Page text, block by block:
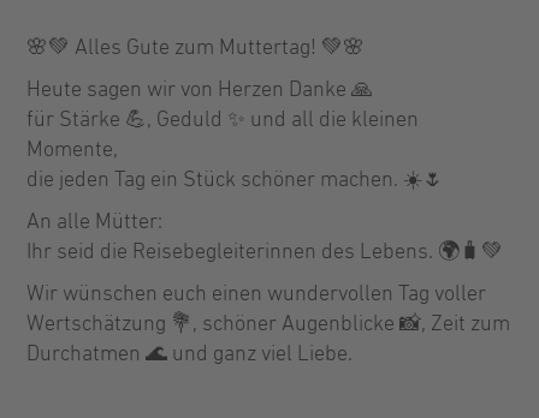
🌸💚 Alles Gute zum Muttertag! 💚🌸
Heute sagen wir von Herzen Danke 🙏
für Stärke 💪, Geduld ✨ und all die kleinen
Momente,
die jeden Tag ein Stück schöner machen. ☀️🌷
An alle Mütter:
Ihr seid die Reisebegleiterinnen des Lebens. 🌍🧳💚
Wir wünschen euch einen wundervollen Tag voller
Wertschätzung 💐, schöner Augenblicke 📸, Zeit zum
Durchatmen 🌊 und ganz viel Liebe.